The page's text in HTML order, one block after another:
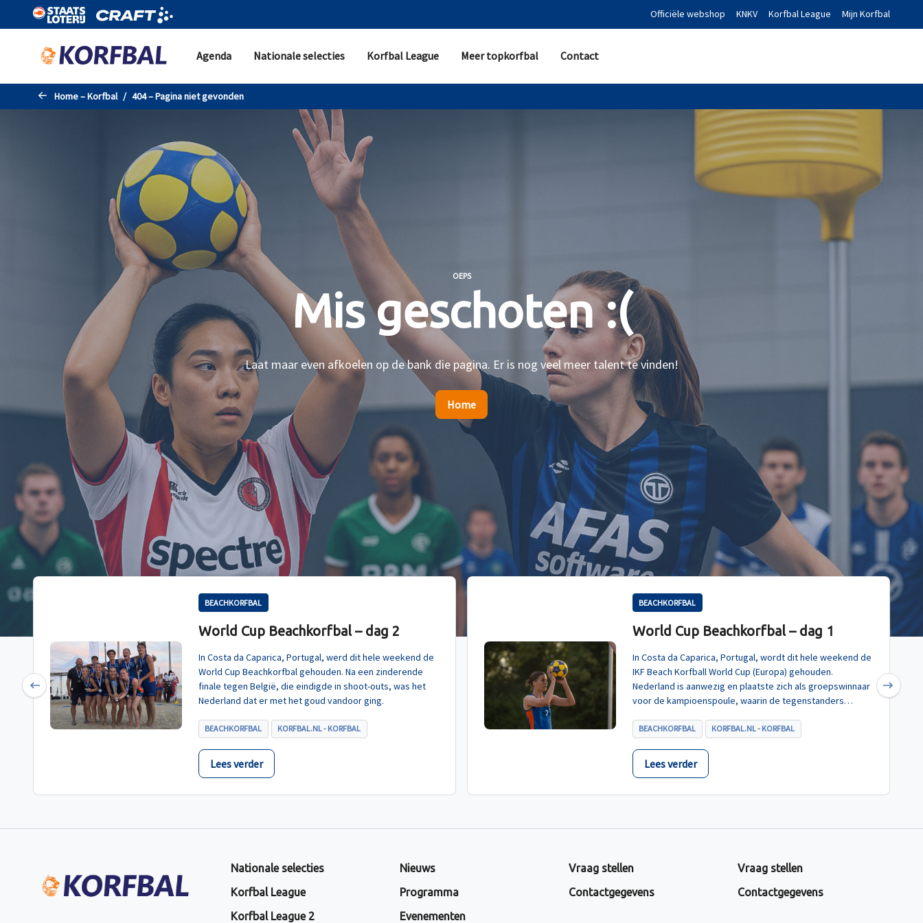
Naar de hoofdinhoud gaan Officiële webshop KNKV Korfbal League Mijn Korfbal
Agenda Nationale selecties Korfbal League Meer topkorfbal Contact
Home – Korfbal 404 – Pagina niet gevonden
OEPS
Mis geschoten :(
Laat maar even afkoelen op de bank die pagina. Er is nog veel meer talent te vinden!
Home
BEACHKORFBAL
World Cup Beachkorfbal – dag 2
In Costa da Caparica, Portugal, werd dit hele weekend de
World Cup Beachkorfbal gehouden. Na een zinderende
finale tegen België, die eindigde in shoot-outs, was het
Nederland dat er met het goud vandoor ging.
BEACHKORFBAL KORFBAL.NL - KORFBAL
Lees verder
BEACHKORFBAL
World Cup Beachkorfbal – dag 1
In Costa da Caparica, Portugal, wordt dit hele weekend de
IKF Beach Korfball World Cup (Europa) gehouden.
Nederland is aanwezig en plaatste zich als groepswinnaar
voor de kampioenspoule, waarin de tegenstanders
BEACHKORFBAL KORFBAL.NL - KORFBAL
Lees verder
Previous Next
Nationale selecties
Korfbal League
Korfbal League 2
Nieuws
Programma
Evenementen
Vraag stellen
Contactgegevens
Vraag stellen
Contactgegevens